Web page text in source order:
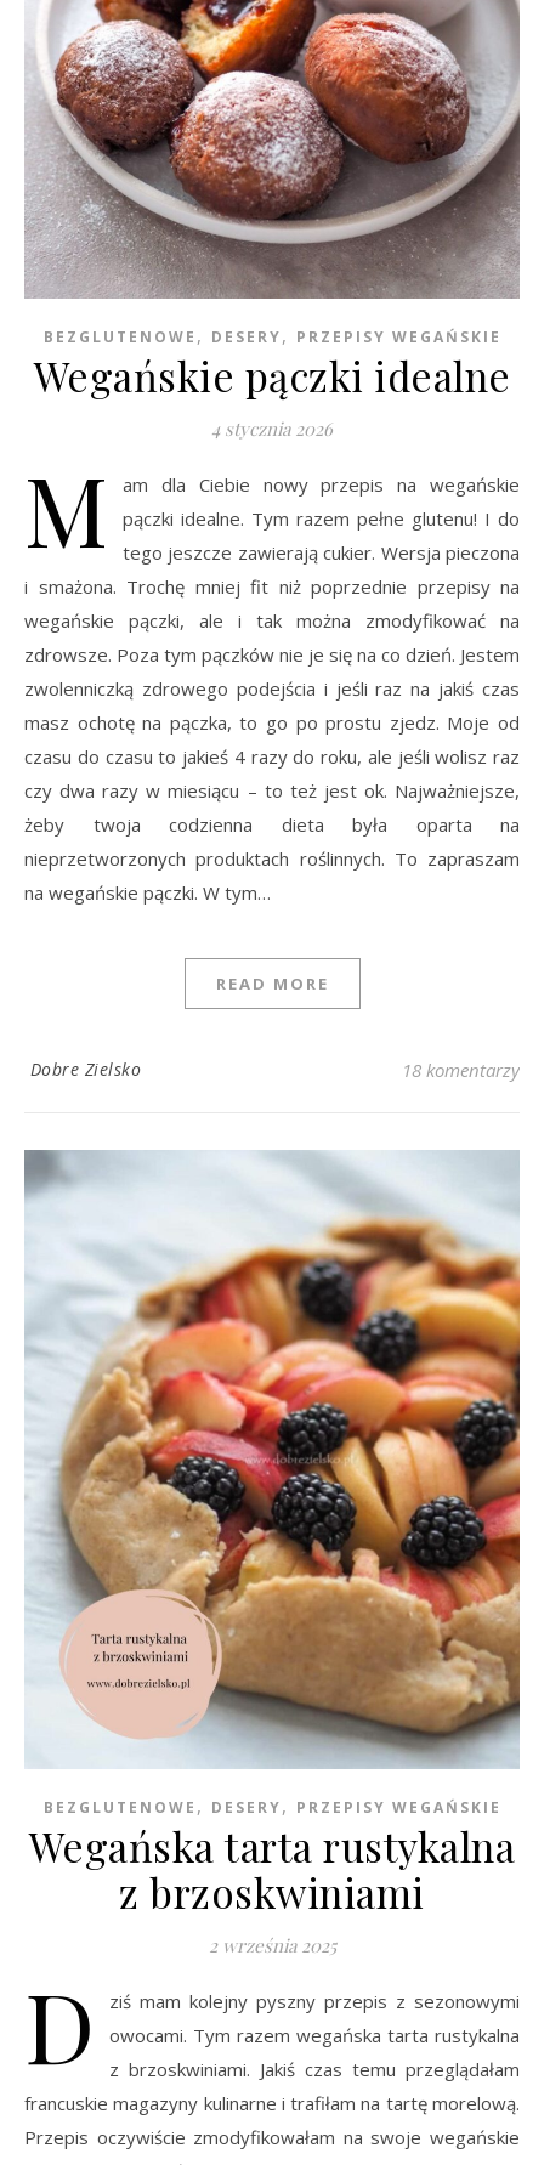
BEZGLUTENOWE , DESERY, PRZEPISY WEGAŃSKIE
Wegańskie pączki idealne
4 stycznia 2026
M
am dla Ciebie nowy przepis na wegańskie
pączki idealne. Tym razem pełne glutenu! I do
tego jeszcze zawierają cukier. Wersja pieczona
i smażona. Trochę mniej fit niż poprzednie przepisy na
wegańskie pączki, ale i tak można zmodyfikować na
zdrowsze. Poza tym pączków nie je się na co dzień. Jestem
zwolenniczką zdrowego podejścia i jeśli raz na jakiś czas
masz ochotę na pączka, to go po prostu zjedz. Moje od
czasu do czasu to jakieś 4 razy do roku, ale jeśli wolisz raz
czy dwa razy w miesiącu – to też jest ok. Najważniejsze,
żeby twoja codzienna dieta była oparta na
nieprzetworzonych produktach roślinnych. To zapraszam
na wegańskie pączki. W tym…
READ MORE
Dobre Zielsko 18 komentarzy
BEZGLUTENOWE , DESERY, PRZEPISY WEGAŃSKIE
Wegańska tarta rustykalna
z brzoskwiniami
2 września 2025
D
ziś mam kolejny pyszny przepis z sezonowymi
owocami. Tym razem wegańska tarta rustykalna
z brzoskwiniami. Jakiś czas temu przeglądałam
francuskie magazyny kulinarne i trafiłam na tartę morelową.
Przepis oczywiście zmodyfikowałam na swoje wegańskie